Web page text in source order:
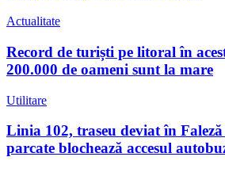
Actualitate
Record de turiști pe litoral în
200.000 de oameni sunt la mare
Utilitare
Linia 102, traseu deviat în
parcate blochează accesul